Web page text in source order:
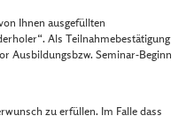
Ihnen ausgefüllten
Als Teilnahmebestätigung
Ausbildungsbzw. Seminar-Beginn
zu erfüllen. Im Falle dass